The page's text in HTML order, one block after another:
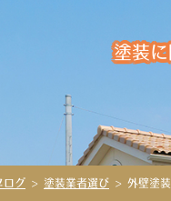
塗装
ログ > 塗装業者選び > 外壁塗